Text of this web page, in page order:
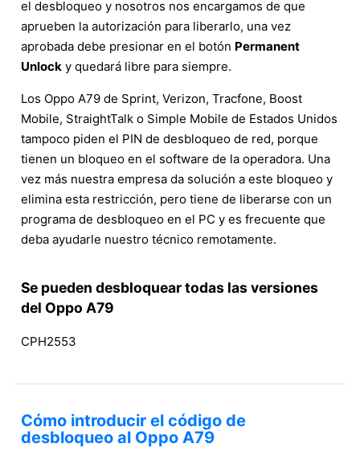
el desbloqueo y nosotros nos encargamos de que
aprueben la autorización para liberarlo, una vez
aprobada debe presionar en el botón Permanent
Unlock y quedará libre para siempre.
Los Oppo A79 de Sprint, Verizon, Tracfone, Boost
Mobile, StraightTalk o Simple Mobile de Estados Unidos
tampoco piden el PIN de desbloqueo de red, porque
tienen un bloqueo en el software de la operadora. Una
vez más nuestra empresa da solución a este bloqueo y
elimina esta restricción, pero tiene de liberarse con un
programa de desbloqueo en el PC y es frecuente que
deba ayudarle nuestro técnico remotamente.
Se pueden desbloquear todas las versiones
del Oppo A79
CPH2553
Cómo introducir el código de
desbloqueo al Oppo A79